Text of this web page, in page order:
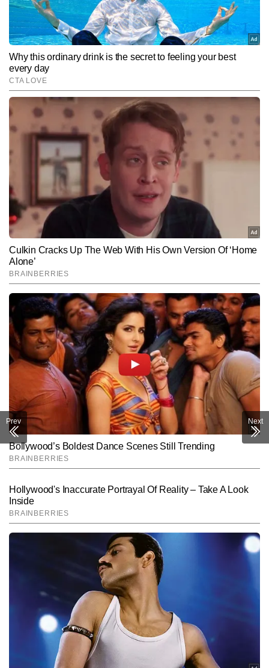
पत्रकारिता के कई महत्वपूर्ण पहलुओं में काम किया। फील्ड रिपोर्टिंग और डेस्क
दोनों स्तरों पर उनकी दक्षता है। अब तक शिशुपाल कुमार 15,000 से अधिक खबरें
प्रकाशित कर चुके हैं। वह ब्रेकिंग न्यूज, रियल-टाइम कवरेज, डेटा-आधारित
विश्लेषण और एक्सप्लेनर लिखने में खास महारत रखते हैं। उनकी स्टोरीज तथ्यों की
सटीकता और सहज भाषा की वजह से पाठकों पर मजबूत प्रभाव छोड़ती हैं।
Follow Us:
Subscribe to our daily Newsletter!
Prev Next